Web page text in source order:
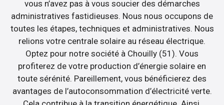
vous n’avez pas à vous soucier des démarches
administratives fastidieuses. Nous nous occupons de
toutes les étapes, techniques et administratives. Nous
relions votre centrale solaire au réseau électrique.
Optez pour notre société à Chouilly (51). Vous
profiterez de votre production d’énergie solaire en
toute sérénité. Pareillement, vous bénéficierez des
avantages de l’autoconsommation d’électricité verte.